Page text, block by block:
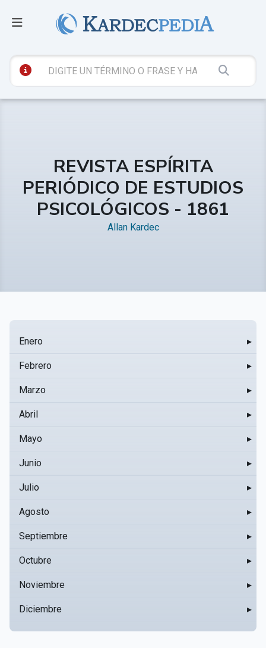
REVISTA ESPÍRITA
PERIÓDICO DE ESTUDIOS
PSICOLÓGICOS - 1861
Allan Kardec
Enero ▸
Febrero ▸
Marzo ▸
Abril ▸
Mayo ▸
Junio ▸
Julio ▸
Agosto ▸
Septiembre ▸
Octubre ▸
Noviembre ▸
Diciembre ▸